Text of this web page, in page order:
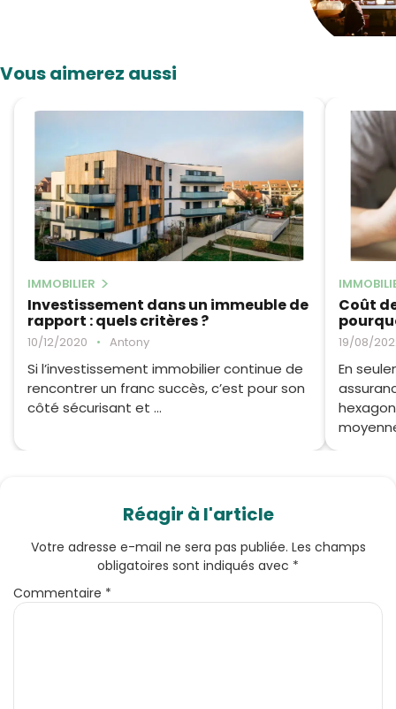
Vous aimerez aussi
IMMOBILIER
Investissement dans un immeuble de
rapport : quels critères ?
10/12/2020 • Antony
Si l’investissement immobilier continue de
rencontrer un franc succès, c’est pour son
côté sécurisant et ...
Coût
19/08/
En
Réagir à l'article
Votre adresse e-mail ne sera pas publiée. Les champs
obligatoires sont indiqués avec *
Commentaire *